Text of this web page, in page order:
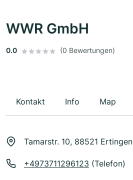
WWR GmbH
0.0 (0 Bewertungen)
Kontakt Info Map
Tamarstr. 10, 88521 Ertingen
+4973711296123 (Telefon)